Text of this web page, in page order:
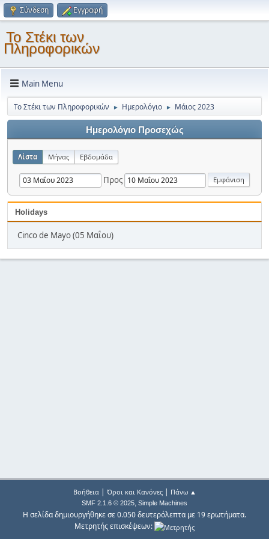
Σύνδεση Εγγραφή
Το Στέκι των
Πληροφορικών
Main Menu
Το Στέκι των Πληροφορικών ► Ημερολόγιο ► Μάιος 2023
Ημερολόγιο Προσεχώς
Λίστα Μήνας Εβδομάδα
Προς
Holidays
Cinco de Mayo (05 Μαΐου)
Βοήθεια| Όροι και Κανόνες| Πάνω ▲
SMF 2.1.6 © 2025, Simple Machines
Η σελίδα δημιουργήθηκε σε 0.050 δευτερόλεπτα με 19 ερωτήματα.
Μετρητής επισκέψεων: